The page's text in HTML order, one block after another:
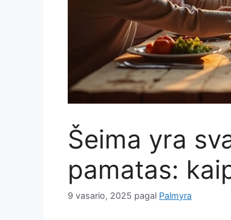
Šeima yra
pamatas:
9 vasario, 2025 pagal Palmyra